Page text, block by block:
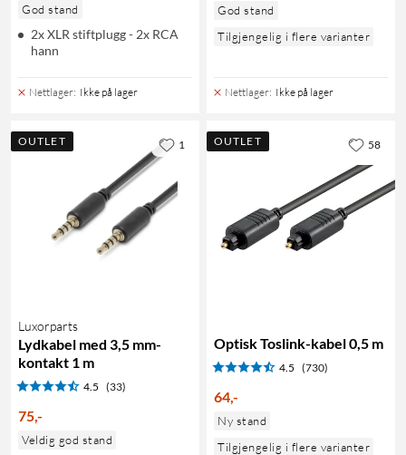
God stand
2x XLR stiftplugg - 2x RCA
hann
Nettlager: Ikke på lager
God stand
Tilgjengelig i flere varianter
Nettlager: Ikke på lager
OUTLET
Luxorparts
Lydkabel med 3,5 mm-
kontakt 1 m
4.5 (33)
75,-
Veldig god stand
1 OUTLET
Optisk Toslink-kabel 0,5 m
4.5 (730)
64,-
Ny stand
Tilgjengelig i flere varianter
58